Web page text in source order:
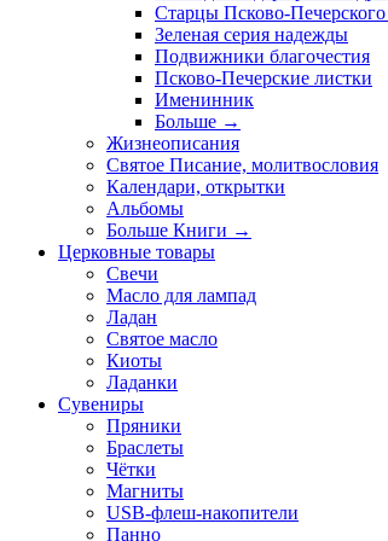
Старцы Псково-
Зеленая серия надежды
Подвижники благочестия
Псково-Печерские листки
Именинник
Больше →
Жизнеописания
Святое Писание, молитвословия
Календари, открытки
Альбомы
Больше Книги →
Церковные товары
Свечи
Масло для лампад
Ладан
Святое масло
Киоты
Ладанки
Сувениры
Пряники
Браслеты
Чётки
Магниты
USB-флеш-накопители
Панно